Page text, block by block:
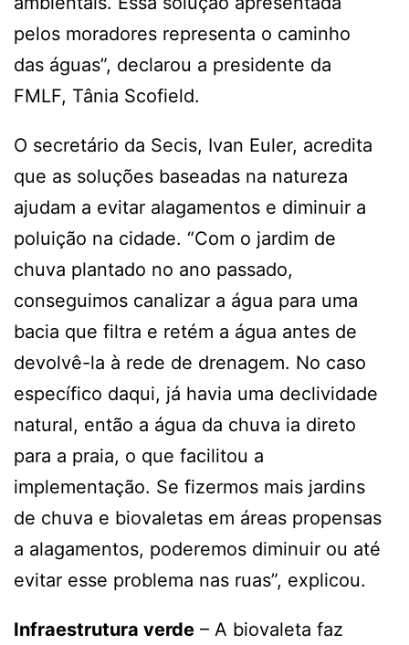
pelos moradores representa o caminho
das águas”, declarou a presidente da
FMLF, Tânia Scofield.
O secretário da Secis, Ivan Euler, acredita
que as soluções baseadas na natureza
ajudam a evitar alagamentos e diminuir a
poluição na cidade. “Com o jardim de
chuva plantado no ano passado,
conseguimos canalizar a água para uma
bacia que filtra e retém a água antes de
devolvê-la à rede de drenagem. No caso
específico daqui, já havia uma declividade
natural, então a água da chuva ia direto
para a praia, o que facilitou a
implementação. Se fizermos mais jardins
de chuva e biovaletas em áreas propensas
a alagamentos, poderemos diminuir ou até
evitar esse problema nas ruas”, explicou.
Infraestrutura verde – A biovaleta faz